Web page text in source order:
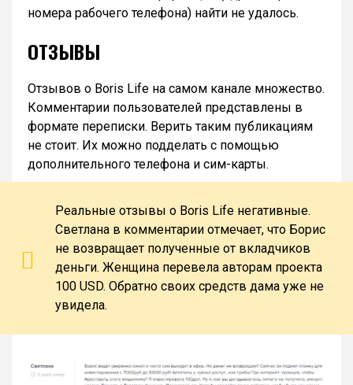
номера рабочего телефона) найти не удалось.
ОТЗЫВЫ
Отзывов о Boris Life на самом канале множество.
Комментарии пользователей представлены в
формате переписки. Верить таким публикациям
не стоит. Их можно подделать с помощью
дополнительного телефона и сим-карты.
Реальные отзывы о Boris Life негативные.
Светлана в комментарии отмечает, что Борис
не возвращает полученные от вкладчиков
деньги. Женщина перевела авторам проекта
100 USD. Обратно своих средств дама уже не
увидела.